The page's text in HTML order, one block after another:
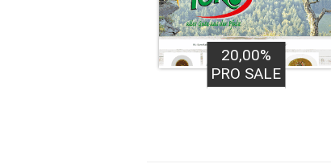
20,00%
PRO SALE